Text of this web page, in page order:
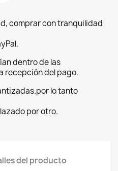
comprar con tranquilidad
dentro de las
recepción del pago.
lo tanto
por otro.
del producto